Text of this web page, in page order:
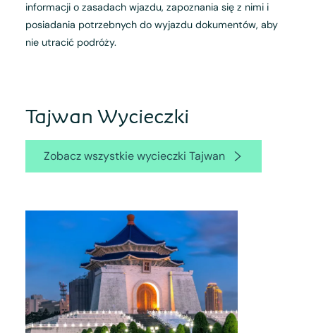
informacji o zasadach wjazdu, zapoznania się z nimi i
posiadania potrzebnych do wyjazdu dokumentów, aby
nie utracić podróży.
Tajwan Wycieczki
Zobacz wszystkie wycieczki Tajwan